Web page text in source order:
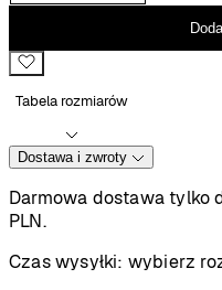
Tabela rozmiarów
Dostawa i zwroty
Darmowa dostawa tylko
PLN.
Czas wysyłki: wybierz